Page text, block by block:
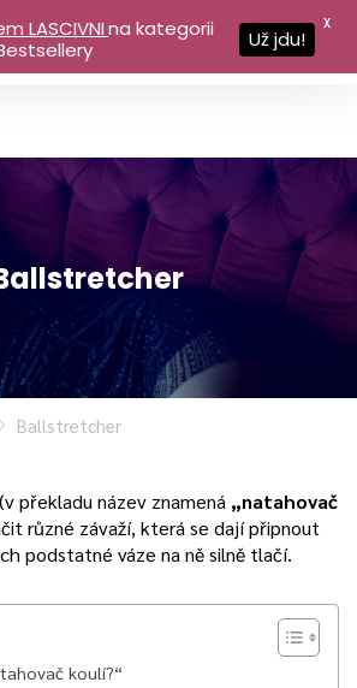
Ballstretcher
překladu název znamená „natahovač
různé závaží, která se dají připnout
podstatné váze na ně silně tlačí.
koulí?“
LASCIVNIna kategorii
Už jdu!
X